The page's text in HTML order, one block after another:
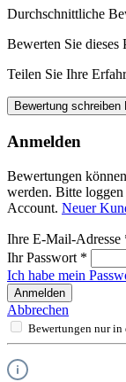
Durchschnittliche
Bewerten Sie dieses
Teilen Sie Ihre
Bewertung schreiben
Anmelden
Bewertungen
werden. Bitte loggen
Account. Neuer
Ihre E-Mail-Adresse
Ihr Passwort *
Ich habe mein
Anmelden
Abbrechen
Bewertungen nur in